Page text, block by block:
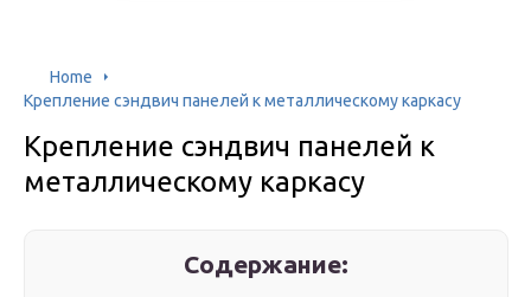
Home
Крепление сэндвич панелей к металлическому каркасу
Крепление сэндвич панелей к
металлическому каркасу
Содержание: